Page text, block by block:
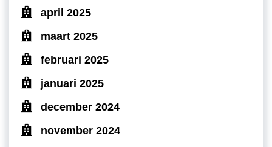
april 2025
maart 2025
februari 2025
januari 2025
december 2024
november 2024